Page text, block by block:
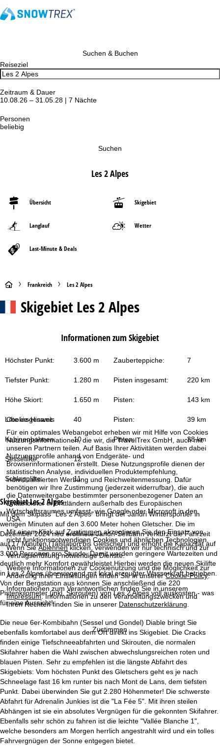
Cookie-Hinweis
Für ein optimales Webangebot erheben wir mit Hilfe von Cookies
Nutzungsinformationen, die wir, die TravelTrex GmbH, auch mit
unseren Partnern teilen. Auf Basis Ihrer Aktivitäten werden dabei
Nutzungsprofile anhand von Endgeräte- und
Browserinformationen erstellt. Diese Nutzungsprofile dienen der
statistischen Analyse, individuellen Produktempfehlung,
individualisierten Werbung und Reichweitenmessung. Dafür
benötigen wir Ihre Zustimmung (jederzeit widerrufbar), die auch
die Datenweitergabe bestimmter personenbezogener Daten an
Drittanbieter in Drittländern außerhalb des Europäischen
Wirtschaftsraumes umfasst, wie Google oder Microsoft in den
USA.
Mit einem Klick aufZustimmenakzeptieren Sie den Einsatz von
nicht funktionsnotwendigen Cookies und ähnlichen Technologien.
Wenn SieAblehnenklicken, verwenden wir nur technisch und zur
Vertragserfüllung notwendige Dienste.
Weitere Informationen zur Cookienutzung und die Möglichkeit zur
Änderung Ihrer Einstellungen finden Sie in unsererCookie-Policy.
Informationen zum Verantwortlichen finden Sie in unserem
Impressum. Informationen zu den Verarbeitungszwecken und
Ihren Rechten finden Sie in unserer Datenschutzerklärung
Zustimmen
Suchen & Buchen
Reiseziel
Zeitraum & Dauer
10.08.26 – 31.05.28 | 7 Nächte
Personen
beliebig
Suchen
Les 2 Alpes
Übersicht Skigebiet
Langlauf Wetter
Last-Minute & Deals
S
t
s
t
e
Frankreich Les 2 Alpes
SkigebietLes 2 Alpes
Informationen zum Skigebiet
Höchster Punkt: 3.600 m Zauberteppiche: 7
Tiefster Punkt: 1.280 m Pisten insgesamt: 220 km
Höhe Skiort: 1.650 m Pisten: 143 km
Lifte insgesamt: 40 Pisten: 39 km
Kabinenbahnen: 10 Pisten: 38 km
Sessellifte: 12
Schlepplifte: 11
SkigebietLes 2 Alpes
Mit dem Skipass "Les 2 Alpes" bringt der Jandri Wintersportler in
wenigen Minuten auf den 3.600 Meter hohen Gletscher. Die im
Dezember 2024 neu eröffnete Jandri-Seilbahn verkürzt die Fahrzeit
auf 17 Minuten (Talstation bis Gletscher) und erhöht die Kapazität auf
3.000 Personen pro Stunde. Damit werden geringere Wartezeiten und
deutlich mehr Komfort gewährleistet.Hierbei werden die neuen Skilifte
in Les 2 Alpes überwiegend mit lokal erzeugter Wasserkraft betrieben.
Von der Bergstation aus können Sie anschließend die 220
Pistenkilometer (inkl. Skirouten) von Les 2 Alpes voll auskosten - was
für eine Aussicht!
Die neue 6er-Kombibahn (Sessel und Gondel) Diable bringt Sie
ebenfalls komfortabel aus dem Ort direkt ins Skigebiet. Die Cracks
finden einige Tiefschneeabfahrten und Skirouten, die normalen
Skifahrer haben die Wahl zwischen abwechslungsreichen roten und
blauen Pisten. Sehr zu empfehlen ist die längste Abfahrt des
Skigebiets: Vom höchsten Punkt des Gletschers geht es je nach
Schneelage fast 16 km runter bis nach Mont de Lans, dem tiefsten
Punkt. Dabei überwinden Sie gut 2.280 Höhenmeter! Die schwerste
Abfahrt für Adrenalin Junkies ist die "La Fée 5". Mit ihren steilen
Abhängen ist sie ein absolutes Vergnügen für die gekonnten Skifahrer.
Ebenfalls sehr schön zu fahren ist die leichte "Vallée Blanche 1",
welche besonders am Morgen herrlich angestrahlt wird und ein tolles
Fahrvergnügen der Sonne entgegen bietet.